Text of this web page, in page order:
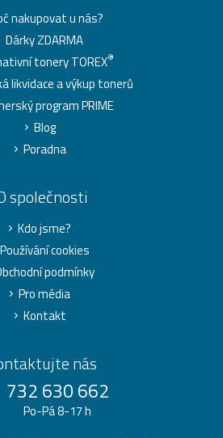
nakupovat u nás?
Dárky ZDARMA
tonery TOREX®
likvidace a výkup tonerů
program PRIME
Blog
Poradna
společnosti
Kdo jsme?
Používání cookies
podmínky
Pro média
Kontakt
nás
732 630 662
Po-Pá 8-17 h